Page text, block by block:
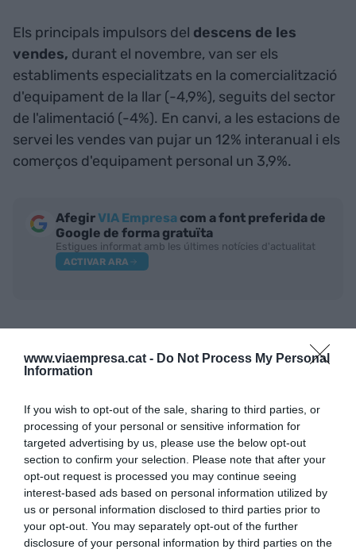
www.viaempresa.cat - Do Not Process My Personal
Information
If you wish to opt-out of the sale, sharing to third parties, or
processing of your personal or sensitive information for
targeted advertising by us, please use the below opt-out
section to confirm your selection. Please note that after your
opt-out request is processed you may continue seeing
interest-based ads based on personal information utilized by
us or personal information disclosed to third parties prior to
your opt-out. You may separately opt-out of the further
disclosure of your personal information by third parties on the
Els principals impulsors del descens de les
vendes, durant el novembre, van ser els
establiments especialitzats en la comercialització
d'equipament de la llar (-4,9%), seguits del sector
de l'alimentació (-4%). En canvi, a les estacions de
servei les vendes van pujar un 12% interanual i els
comerços d'equipament personal un 3,9%.
AfegirVIA Empresa com a font preferida de
Google de forma gratuïta
Estigues informat amb les últimes notícies d'actualitat
ACTIVAR ARA
RELACIONADES